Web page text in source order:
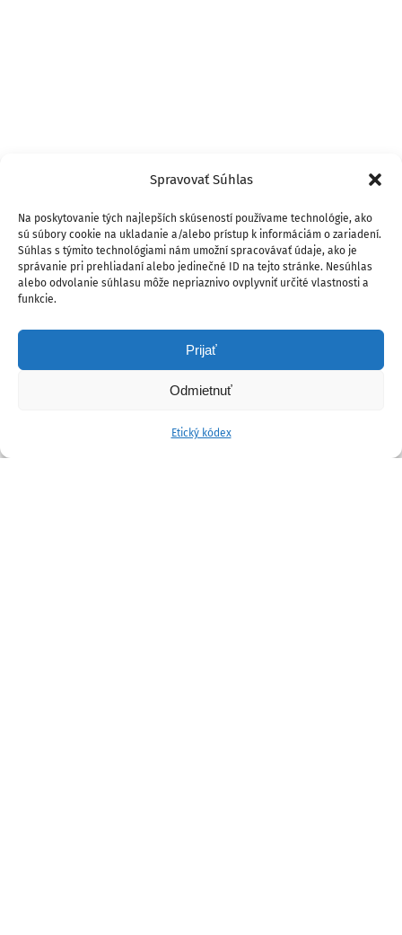
Spravovať Súhlas
Na poskytovanie tých najlepších skúseností používame technológie, ako
sú súbory cookie na ukladanie a/alebo prístup k informáciám o zariadení.
Súhlas s týmito technológiami nám umožní spracovávať údaje, ako je
správanie pri prehliadaní alebo jedinečné ID na tejto stránke. Nesúhlas
alebo odvolanie súhlasu môže nepriaznivo ovplyvniť určité vlastnosti a
funkcie.
Prijať
Odmietnuť
Etický kódex